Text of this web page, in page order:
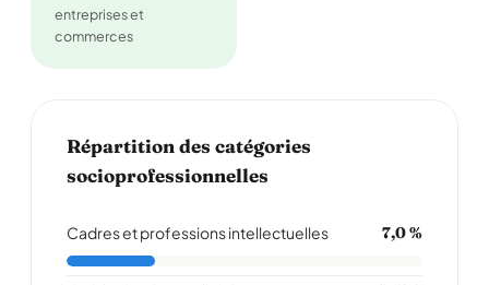
entreprises et
commerces
Répartition des catégories
socioprofessionnelles
Cadres et professions intellectuelles 7,0 %